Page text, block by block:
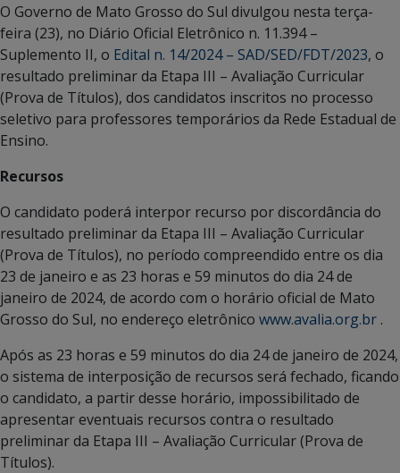
O Governo de Mato Grosso do Sul divulgou nesta terça-
feira (23), no Diário Oficial Eletrônico n. 11.394 –
Suplemento II, o Edital n. 14/2024 – SAD/SED/FDT/2023, o
resultado preliminar da Etapa III – Avaliação Curricular
(Prova de Títulos), dos candidatos inscritos no processo
seletivo para professores temporários da Rede Estadual de
Ensino.
Recursos
O candidato poderá interpor recurso por discordância do
resultado preliminar da Etapa III – Avaliação Curricular
(Prova de Títulos), no período compreendido entre os dia
23 de janeiro e as 23 horas e 59 minutos do dia 24 de
janeiro de 2024, de acordo com o horário oficial de Mato
Grosso do Sul, no endereço eletrônico www.avalia.org.br .
Após as 23 horas e 59 minutos do dia 24 de janeiro de 2024,
o sistema de interposição de recursos será fechado, ficando
o candidato, a partir desse horário, impossibilitado de
apresentar eventuais recursos contra o resultado
preliminar da Etapa III – Avaliação Curricular (Prova de
Títulos).